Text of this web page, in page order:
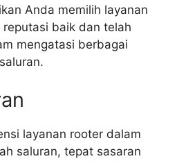
Anda memilih layanan
baik dan telah
mengatasi berbagai
layanan rooter dalam
saluran, tepat sasaran